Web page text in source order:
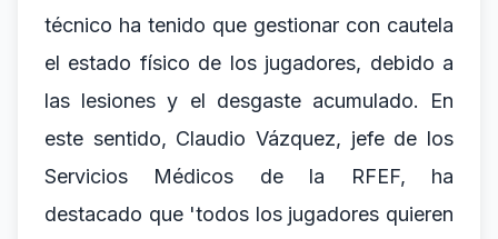
técnico ha tenido que gestionar con cautela
el estado físico de los jugadores, debido a
las lesiones y el desgaste acumulado. En
este sentido, Claudio Vázquez, jefe de los
Servicios Médicos de la RFEF, ha
destacado que 'todos los jugadores quieren